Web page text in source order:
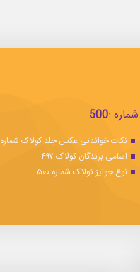
شماره :500
نکات خواندنی عکس جلد کولاک شماره ۵۰۰
اسامی برندگان کولاک ۴۹۷
نوع جوایز کولاک شماره ۵۰۰